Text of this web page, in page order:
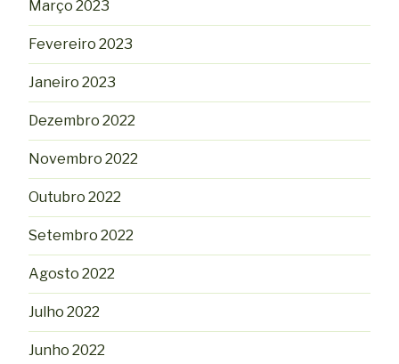
Março 2023
Fevereiro 2023
Janeiro 2023
Dezembro 2022
Novembro 2022
Outubro 2022
Setembro 2022
Agosto 2022
Julho 2022
Junho 2022